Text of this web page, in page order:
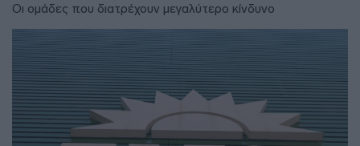
Οι ομάδες που διατρέχουν μεγαλύτερο κίνδυνο